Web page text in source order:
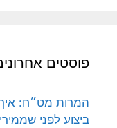
פוסטים
המרות מט״ח: איך
ביצוע לפני